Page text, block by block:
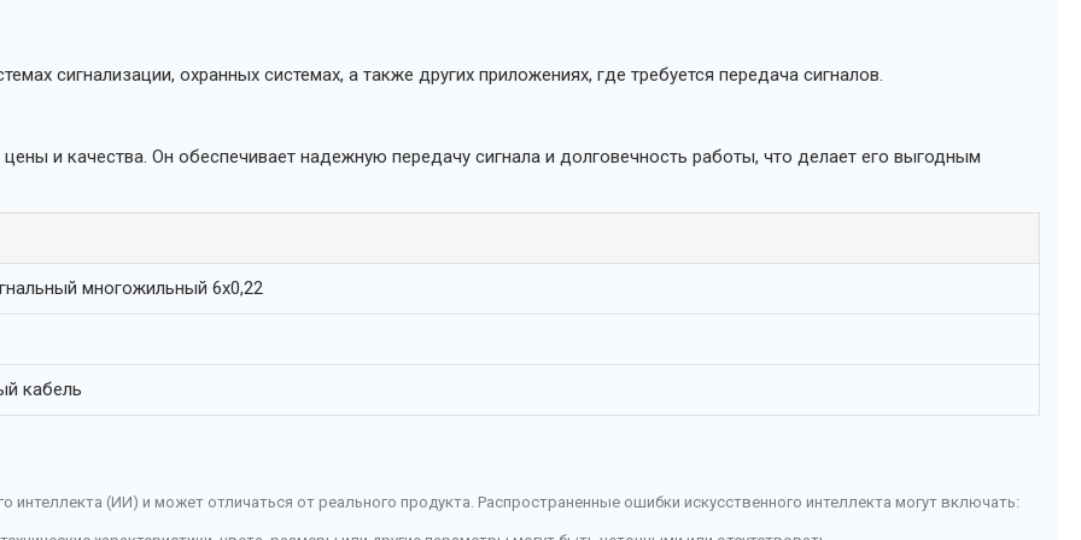
сигнализации, охранных системах, а также других приложениях, где требуется передача сигналов.
и качества. Он обеспечивает надежную передачу сигнала и долговечность работы, что делает его выгодным
многожильный 6х0,22
кабель
интеллекта (ИИ) и может отличаться от реального продукта. Распространенные ошибки искусственного интеллекта могут включать: